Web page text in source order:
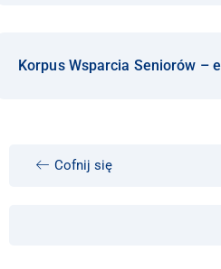
Korpus Wsparcia Seniorów –
Cofnij się